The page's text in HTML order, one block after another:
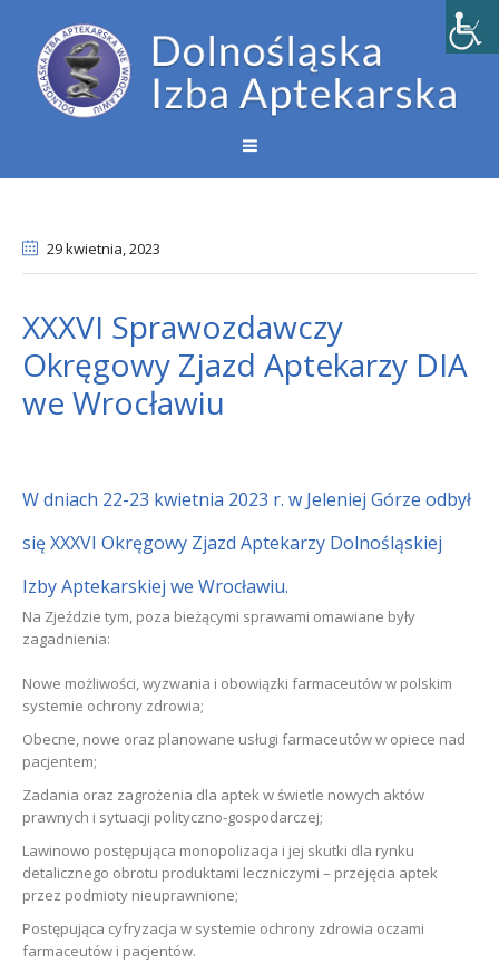
29 kwietnia, 2023
XXXVI Sprawozdawczy
Okręgowy Zjazd Aptekarzy DIA
we Wrocławiu
W dniach 22-23 kwietnia 2023 r. w Jeleniej Górze odbył
się XXXVI Okręgowy Zjazd Aptekarzy Dolnośląskiej
Izby Aptekarskiej we Wrocławiu.
Na Zjeździe tym, poza bieżącymi sprawami omawiane były
zagadnienia:
Nowe możliwości, wyzwania i obowiązki farmaceutów w polskim
systemie ochrony zdrowia;
Obecne, nowe oraz planowane usługi farmaceutów w opiece nad
pacjentem;
Zadania oraz zagrożenia dla aptek w świetle nowych aktów
prawnych i sytuacji polityczno-gospodarczej;
Lawinowo postępująca monopolizacja i jej skutki dla rynku
detalicznego obrotu produktami leczniczymi – przejęcia aptek
przez podmioty nieuprawnione;
Postępująca cyfryzacja w systemie ochrony zdrowia oczami
farmaceutów i pacjentów.